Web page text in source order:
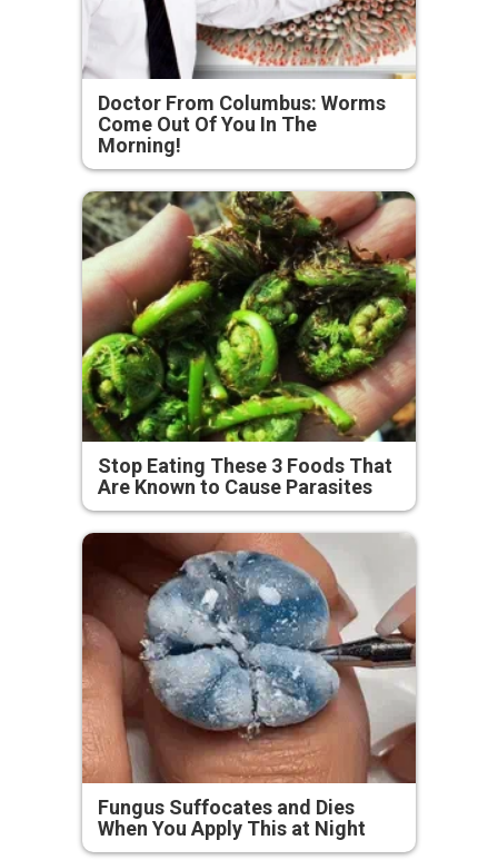
Doctor From Columbus: Worms
Come Out Of You In The
Morning!
Stop Eating These 3 Foods That
Are Known to Cause Parasites
Fungus Suffocates and Dies
When You Apply This at Night